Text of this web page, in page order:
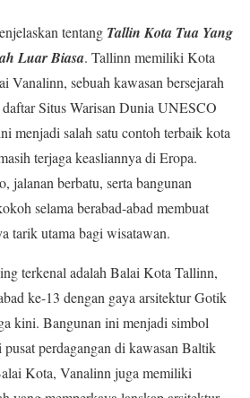
tentang Tallin Kota Tua Yang
Luar Biasa. Tallinn memiliki Kota
Vanalinn, sebuah kawasan bersejarah
Situs Warisan Dunia UNESCO
menjadi salah satu contoh terbaik kota
terjaga keasliannya di Eropa.
jalanan berbatu, serta bangunan
selama berabad-abad membuat
tarik utama bagi wisatawan.
terkenal adalah Balai Kota Tallinn,
ke-13 dengan gaya arsitektur Gotik
kini. Bangunan ini menjadi simbol
perdagangan di kawasan Baltik
Kota, Vanalinn juga memiliki